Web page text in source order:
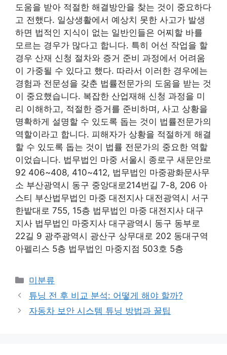
도움을 받아 적절한 해결방안을 찾는 것이 중요하다
고 전했다. 일상생활에서 예상치 못한 사고가 발생
하면 법적인 지식이 없는 일반인들은 어찌할 바를
모르는 경우가 많다고 합니다. 특히 어선 작업을 할
경우 산재 신청 절차와 증거 준비 과정에서 어려움
이 가중될 수 있다고 했다. 따라서 이러한 경우에는
경험과 전문성을 갖춘 법률전문가의 도움을 받는 것
이 중요했습니다. 복잡한 산업재해 신청 과정을 미
리 이해하고, 적절한 증거를 준비하며, 사고 상황을
명확하게 설명할 수 있도록 돕는 것이 법률전문가의
역할이라고 합니다. 피해자가 상황을 적절하게 해결
할 수 있도록 돕는 것이 법률 전문가의 중요한 역할
이었습니다. 법무법인 마중 서울시 종로구 새문안로
92 406~408, 410~412, 법무법인 마중광화문사무
소 부산광역시 동구 중앙대로214번길 7-8, 206 아
스티 부산법무법인 마중 대전지사 대전광역시 서구
한밭대로 755, 15층 법무법인 마중 대전지사 대구
지사 법무법인 마중지사 대구광역시 동구 동부로
22길 9 광주광역시 광산구 상무대로 202 동대구역
아펠리스 5층 법무법인 마중지점 503호 5층
Categories
미분류
튜닝 전 후 비교 분석: 어떻게 해야 할까?
자동차 보안 시스템 튜닝 방법과 꿀팁